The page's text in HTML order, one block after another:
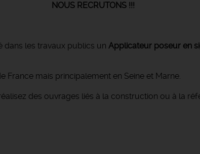
!!!
dans les travaux publics un Applicateur poseur en
France mais principalement en Seine et Marne.
des ouvrages liés à la construction ou à la